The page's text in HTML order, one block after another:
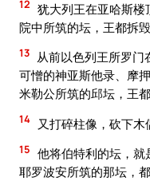
12 犹大列王在亚哈斯
院中所筑的坛，王都拆
13 从前以色列王所罗门
可憎的神亚斯他录、摩
米勒公所筑的邱坛，王
14 又打碎柱像，砍下木
15 他将伯特利的坛，
耶罗波安所筑的那坛，